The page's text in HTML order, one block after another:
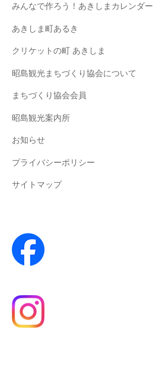
みんなで作ろう！あきしまカレンダー
あきしま町あるき
クリケットの町 あきしま
昭島観光まちづくり協会について
まちづくり協会会員
昭島観光案内所
お知らせ
プライバシーポリシー
サイトマップ